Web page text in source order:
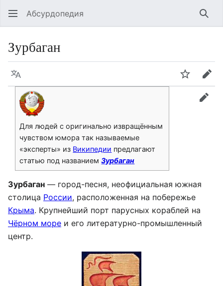
Абсурдопедия
Зурбаган
Язык
Для людей с оригинально извращённым
чувством юмора так называемые
«эксперты» из Википедии предлагают
статью под названиемЗурбаган
Зурбаган — город-песня, неофициальная южная
столица России, расположенная на побережье
Крыма. Крупнейший порт парусных кораблей на
Чёрном море и его литературно-промышленный
центр.